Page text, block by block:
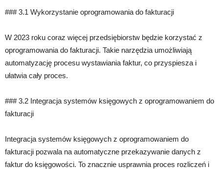
### 3.1 Wykorzystanie oprogramowania do fakturacji
W 2023 roku coraz więcej przedsiębiorstw będzie korzystać z
oprogramowania do fakturacji. Takie narzędzia umożliwiają
automatyzację procesu wystawiania faktur, co przyspiesza i
ułatwia cały proces.
### 3.2 Integracja systemów księgowych z oprogramowaniem do
fakturacji
Integracja systemów księgowych z oprogramowaniem do
fakturacji pozwala na automatyczne przekazywanie danych z
faktur do księgowości. To znacznie usprawnia proces rozliczeń i